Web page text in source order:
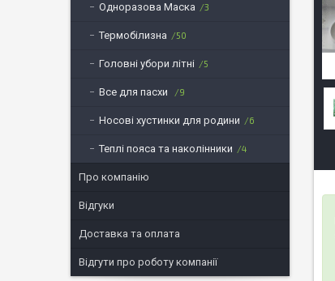
Одноразова Маска 3
Термобілизна 50
Головні убори літні 5
Все для пасхи 9
Носові хустинки для родини 6
Теплі пояса та наколінники 4
Про компанію
Відгуки
Доставка та оплата
Відгути про роботу компанії